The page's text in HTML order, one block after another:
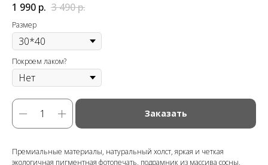
1 990 р. 3 490р.
Размер
Покроем лаком?
Заказать
Премиальные материалы, натуральный холст, яркая и четкая
экологичная пигментная фотопечать, подрамник из массива сосны.